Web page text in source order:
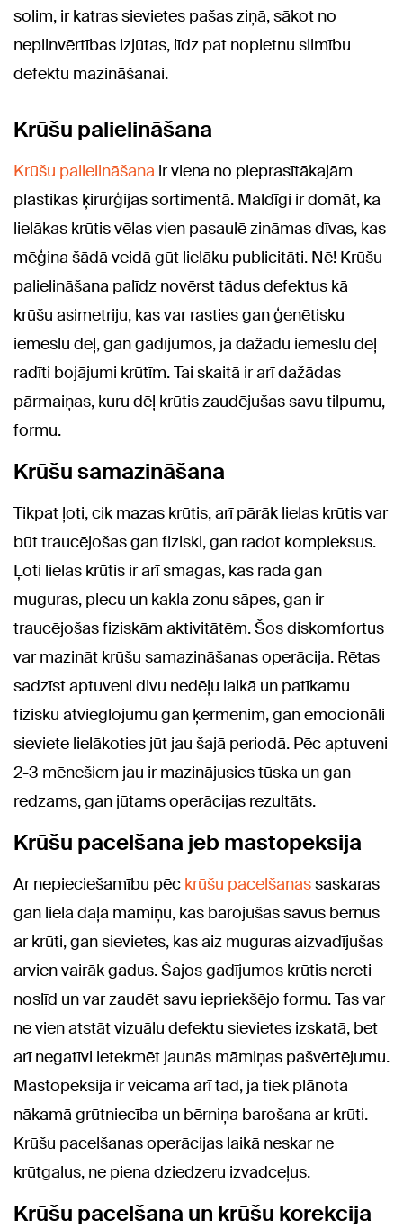
solim, ir katras sievietes pašas ziņā, sākot no
nepilnvērtības izjūtas, līdz pat nopietnu slimību
defektu mazināšanai.
Krūšu palielināšana
Krūšu palielināšana ir viena no pieprasītākajām
plastikas ķirurģijas sortimentā. Maldīgi ir domāt, ka
lielākas krūtis vēlas vien pasaulē zināmas dīvas, kas
mēģina šādā veidā gūt lielāku publicitāti. Nē! Krūšu
palielināšana palīdz novērst tādus defektus kā
krūšu asimetriju, kas var rasties gan ģenētisku
iemeslu dēļ, gan gadījumos, ja dažādu iemeslu dēļ
radīti bojājumi krūtīm. Tai skaitā ir arī dažādas
pārmaiņas, kuru dēļ krūtis zaudējušas savu tilpumu,
formu.
Krūšu samazināšana
Tikpat ļoti, cik mazas krūtis, arī pārāk lielas krūtis var
būt traucējošas gan fiziski, gan radot kompleksus.
Ļoti lielas krūtis ir arī smagas, kas rada gan
muguras, plecu un kakla zonu sāpes, gan ir
traucējošas fiziskām aktivitātēm. Šos diskomfortus
var mazināt krūšu samazināšanas operācija. Rētas
sadzīst aptuveni divu nedēļu laikā un patīkamu
fizisku atvieglojumu gan ķermenim, gan emocionāli
sieviete lielākoties jūt jau šajā periodā. Pēc aptuveni
2-3 mēnešiem jau ir mazinājusies tūska un gan
redzams, gan jūtams operācijas rezultāts.
Krūšu pacelšana jeb mastopeksija
Ar nepieciešamību pēc krūšu pacelšanassaskaras
gan liela daļa māmiņu, kas barojušas savus bērnus
ar krūti, gan sievietes, kas aiz muguras aizvadījušas
arvien vairāk gadus. Šajos gadījumos krūtis nereti
noslīd un var zaudēt savu iepriekšējo formu. Tas var
ne vien atstāt vizuālu defektu sievietes izskatā, bet
arī negatīvi ietekmēt jaunās māmiņas pašvērtējumu.
Mastopeksija ir veicama arī tad, ja tiek plānota
nākamā grūtniecība un bērniņa barošana ar krūti.
Krūšu pacelšanas operācijas laikā neskar ne
krūtgalus, ne piena dziedzeru izvadceļus.
Krūšu pacelšana un krūšu korekcija